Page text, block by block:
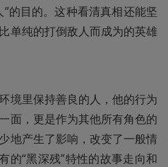
的目的。这种看清真相还能坚
单纯的打倒敌人而成为的英雄
境里保持善良的人，他的行为
面，更是作为其他所有角色的
地产生了影响，改变了一般情
的“黑深残”特性的故事走向和